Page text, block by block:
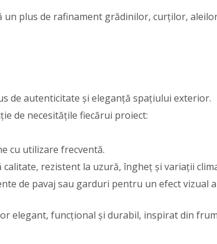
un plus de rafinament grădinilor, curților,
de autenticitate și eleganță spațiului exterior.
de necesitățile fiecărui proiect:
cu utilizare frecventă.
rezistent la uzură, îngheț și variații
de pavaj sau garduri pentru un efect vizual
elegant, funcțional și durabil, inspirat din